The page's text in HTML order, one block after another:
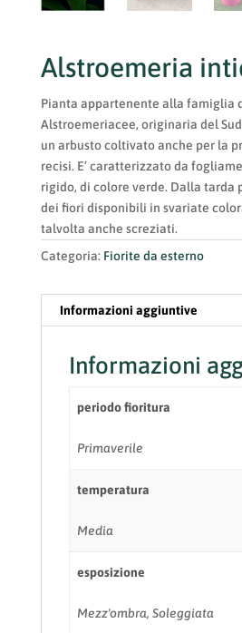
Alstroemeria
Pianta appartenente alla famiglia
Alstroemeriacee, originaria del
un arbusto coltivato anche per la
recisi. E’ caratterizzato da
rigido, di colore verde. Dalla tarda
dei fiori disponibili in svariate
talvolta anche screziati.
Categoria: Fiorite da esterno
Informazioni aggiuntive
Informazioni
periodo fioritura
Primaverile
temperatura
Media
esposizione
Mezz'ombra, Soleggiata